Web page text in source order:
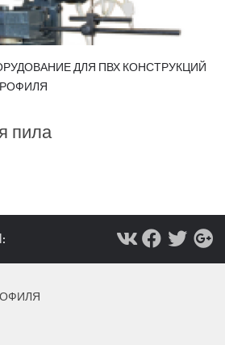
ДЛЯ ПВХ КОНСТРУКЦИЙ
пила